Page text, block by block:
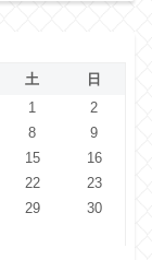
土
日
1
2
8
9
15
16
22
23
29
30